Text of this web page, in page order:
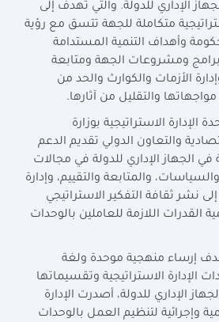
الإداري للدولة. والتي تهدف إلى
متكاملة للجهة تتسق مع رؤية
الحكومة وأهداف التنمية المستدامة
برامج ومشروعات الجهة ومتابعة
الأزمات والكوارث والحد من
والتقليل من آثارها.
الإدارة الاستراتيجية بوزارة
والتعاون الدولي تقديم الدعم
في الجهاز الإداري للدولة في مجالات
والمتابعة والتقييم، وإدارة
نشر ثقافة التفكير الاستراتيجي
القدرات اللازمة للعاملين بالوحدات
إرساء منهجية موحدة ولغة
الإدارة الاستراتيجية وتقسيماتها
الإداري للدولة، أصدرت الإدارة
وإجرائية لتنظيم العمل بالوحدات